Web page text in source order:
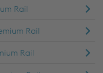
Rail
Rail
Rail